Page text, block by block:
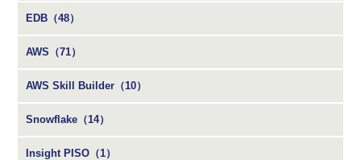
EDB（48）
AWS（71）
AWS Skill Builder（10）
Snowflake（14）
Insight PISO（1）